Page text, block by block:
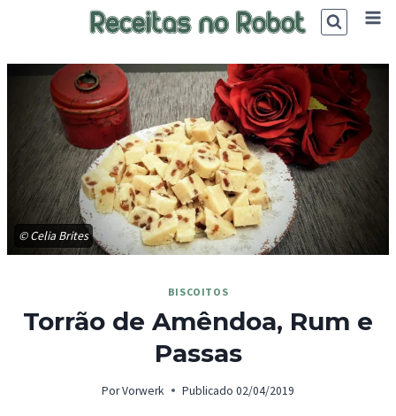
© Celia Brites
BISCOITOS
Torrão de Amêndoa, Rum e
Passas
PorVorwerk Publicado 02/04/2019